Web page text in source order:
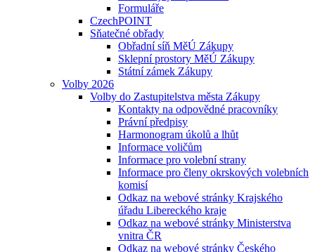
Formuláře
CzechPOINT
Sňatečné obřady
Obřadní síň MěÚ Zákupy
Sklepní prostory MěÚ Zákupy
Státní zámek Zákupy
Volby 2026
Volby do Zastupitelstva města Zákupy
Kontakty na odpovědné pracovníky
Právní předpisy
Harmonogram úkolů a lhůt
Informace voličům
Informace pro volební strany
Informace pro členy okrskových volebních
komisí
Odkaz na webové stránky Krajského
úřadu Libereckého kraje
Odkaz na webové stránky Ministerstva
vnitra ČR
Odkaz na webové stránky Českého